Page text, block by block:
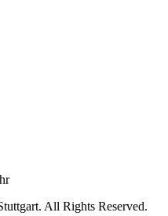
All Rights Reserved.